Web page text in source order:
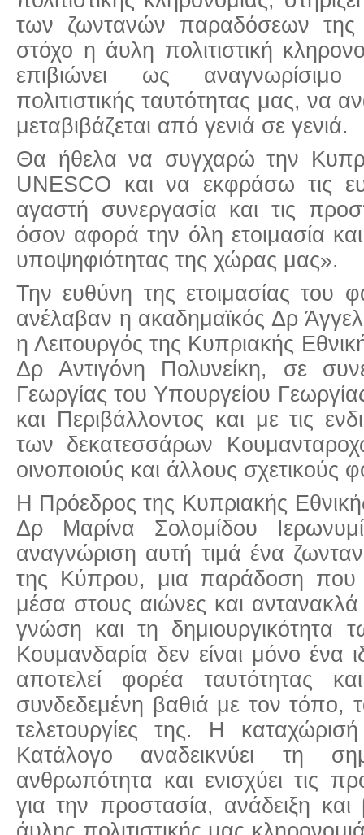
των ζωντανών παραδόσεων
στόχο η άυλη πολιτιστική
επιβιώνει ως αναγνωρίσιμο
πολιτιστικής ταυτότητας μας, να
μεταβιβάζεται από γενιά σε γενιά.
Θα ήθελα να συγχαρώ την
UNESCO και να εκφράσω τις
αγαστή συνεργασία και τις
όσον αφορά την όλη ετοιμασία
υποψηφιότητας της χώρας μας».
Την ευθύνη της ετοιμασίας του
ανέλαβαν η ακαδημαϊκός Δρ
η Λειτουργός της Κυπριακής
Δρ Αντιγόνη Πολυνείκη, σε
Γεωργίας του Υπουργείου
και Περιβάλλοντος και με τις
των δεκατεσσάρων
οινοποιούς και άλλους σχετικούς
Η Πρόεδρος της Κυπριακής
Δρ Μαρίνα Σολομίδου
αναγνώριση αυτή τιμά ένα
της Κύπρου, μια παράδοση που
μέσα στους αιώνες και
γνώση και τη δημιουργικότητα
Κουμανδαρία δεν είναι μόνο ένα
αποτελεί φορέα ταυτότητας
συνδεδεμένη βαθιά με τον τόπο,
τελετουργίες της. Η
Κατάλογο αναδεικνύει τη
ανθρωπότητα και ενισχύει τις
για την προστασία, ανάδειξη και